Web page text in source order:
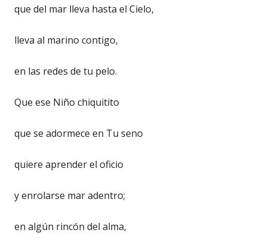
que del mar lleva hasta el Cielo,
lleva al marino contigo,
en las redes de tu pelo.
Que ese Niño chiquitito
que se adormece en Tu seno
quiere aprender el oficio
y enrolarse mar adentro;
en algún rincón del alma,